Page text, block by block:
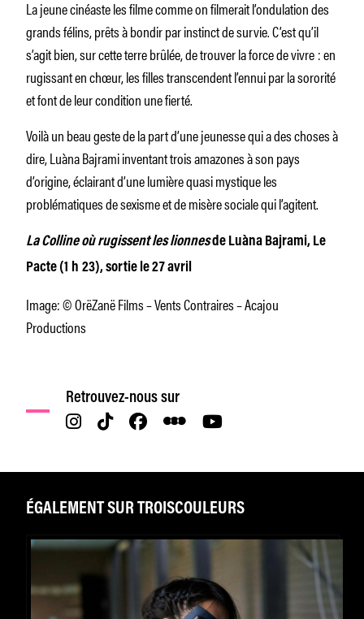
La jeune cinéaste les filme comme on filmerait l’ondulation des
grands félins, prêts à bondir par instinct de survie. C’est qu’il
s’agit bien, sur cette terre brûlée, de trouver la force de vivre : en
rugissant en chœur, les filles transcendent l’ennui par la sororité
et font de leur condition une fierté.
Voilà un beau geste de la part d’une jeunesse qui a des choses à
dire, Luàna Bajrami inventant trois amazones à son pays
d’origine, éclairant d’une lumière quasi mystique les
problématiques de sexisme et de misère sociale qui l’agitent.
La Colline où rugissent les lionnesde Luàna Bajrami, Le
Pacte (1 h 23), sortie le 27 avril
Image: © OrëZanë Films – Vents Contraires – Acajou
Productions
Retrouvez-nous sur
ÉGALEMENT SUR TROISCOULEURS